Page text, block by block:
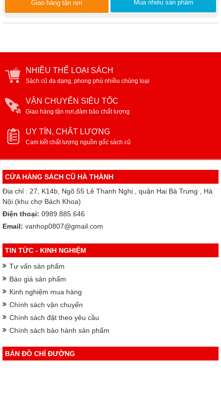
Mua nhiều sản phẩm
Giao hàng tận nơi
NHIỀU THỂ LOẠI SÁCH
Sách cũ đa dạng, phong phú nhiều chủng loại
VẬN CHUYỂN SIÊU TỐC
Giao hàng tận nơi,đảm bảo chất lượng
UY TÍN, CHẤT LƯỢNG
Cam kết chất lượng nguồn gốc sách cũ
CỬA HÀNG SÁCH CŨ HÀ THÀNH
Địa chỉ : 27, K14b, Ngõ 55 Lê Thanh Nghị , quận Hai Bà Trưng , Hà
Nội (khu chợ Bách Khoa)
Điện thoại: 0989.885.646
Email: vanhop0807@gmail.com
TIN TỨC - KINH NGHIỆM
Tư vấn sản phẩm
Báo giá sản phẩm
Kinh nghiệm mua hàng
Chính sách vận chuyển
Chính sách đặt theo yêu cầu
Chính sách bảo hành sản phẩm
BẢN ĐỒ CHỈ ĐƯỜNG